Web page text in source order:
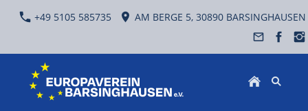
+49 5105 585735 AM BERGE 5, 30890 BARSINGHAUSEN